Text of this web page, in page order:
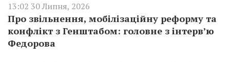
13:02 30 Липня, 2026
Про звільнення, мобілізаційну реформу та
конфлікт з Генштабом: головне з інтервʼю
Федорова